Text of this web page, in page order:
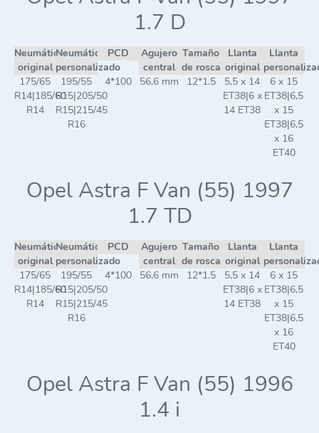
1.7 D
Neumático
original
Neumático
personalizado
PCD
Agujero
central
Tamaño
de rosca
Llanta
original
Llanta
175/65
R14|185/60
R14
195/55
R15|205/50
R15|215/45
R16
4*100 56,6 mm 12*1.5
5,5 x 14
ET38|6 x
14 ET38
6 x 15
ET38|6,5
x 15
ET38|6,5
x 16
ET40
Opel Astra F Van (55) 1997
1.7 TD
Neumático
original
Neumático
personalizado
PCD
Agujero
central
Tamaño
de rosca
Llanta
original
Llanta
175/65
R14|185/60
R14
195/55
R15|205/50
R15|215/45
R16
4*100 56,6 mm 12*1.5
5,5 x 14
ET38|6 x
14 ET38
6 x 15
ET38|6,5
x 15
ET38|6,5
x 16
ET40
Opel Astra F Van (55) 1996
1.4 i